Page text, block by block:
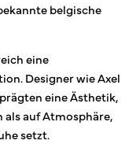
belgische
eine
Designer wie Axel
eine Ästhetik,
auf Atmosphäre,
setzt.